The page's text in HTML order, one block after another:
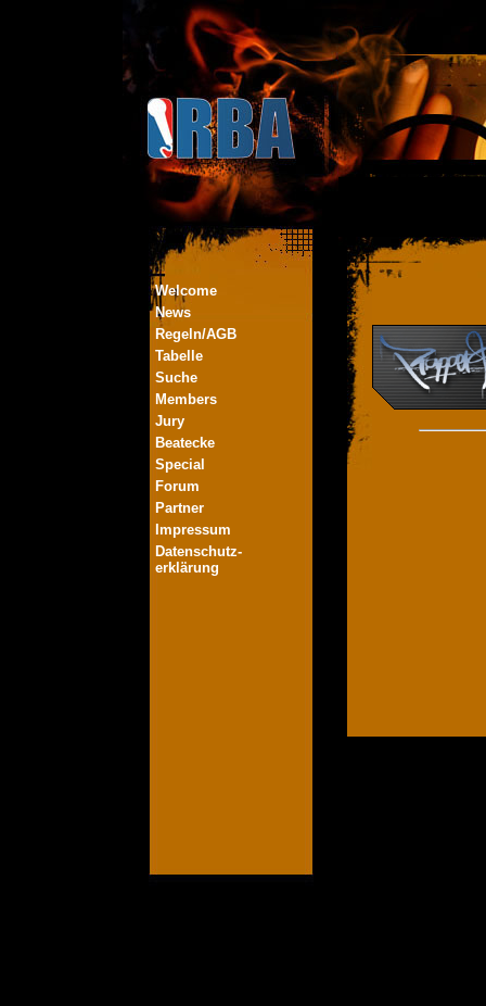
Welcome
News
Regeln/AGB
Tabelle
Suche
Members
Jury
Beatecke
Special
Forum
Partner
Impressum
Datenschutz-
erklärung